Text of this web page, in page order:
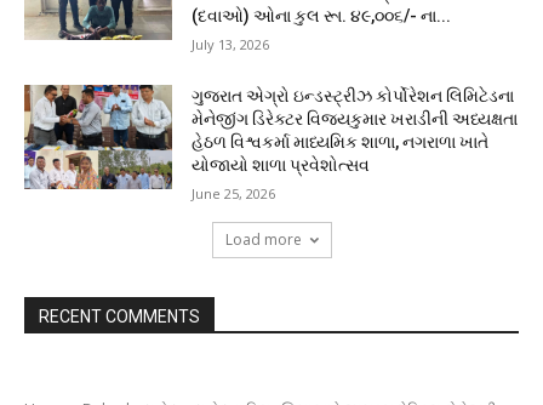
(દવાઓ) ઓના કુલ રૂા. ૪૯,૦૦૬/- ના...
July 13, 2026
ગુજરાત એગ્રો ઇન્ડસ્ટ્રીઝ કોર્પોરેશન લિમિટેડના
મેનેજીંગ ડિરેક્ટર વિજયકુમાર ખરાડીની અધ્યક્ષતા
હેઠળ વિશ્વકર્મા માધ્યમિક શાળા, નગરાળા ખાતે
યોજાયો શાળા પ્રવેશોત્સવ
June 25, 2026
Load more
RECENT COMMENTS